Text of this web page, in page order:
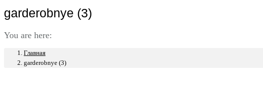
garderobnye (3)
You are here:
Главная
garderobnye (3)